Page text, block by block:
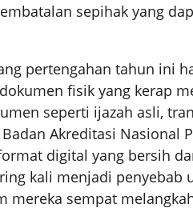
sepihak yang
pertengahan tahun ini
fisik yang kerap
seperti ijazah asli,
Akreditasi Nasional
digital yang bersih
kali menjadi penyebab
sempat